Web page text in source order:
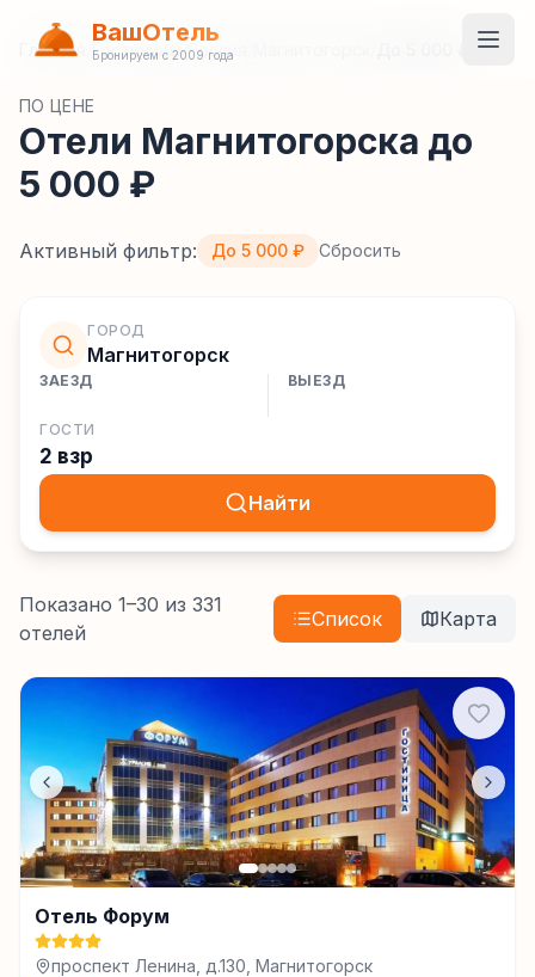
ВашОтель
Бронируем с 2009 года
Главная Гостиницы/Россия
ПО ЦЕНЕ
Отели Магнитогорска до
5 000 ₽
Активный фильтр: До 5 000 ₽ Сбросить
ГОРОД
Магнитогорск
ЗАЕЗД ВЫЕЗД
ГОСТИ
2 взр
Найти
Показано 1–30 из 331
отелей
Список Карта
Отель Форум
проспект Ленина, д.130, Магнитогорск